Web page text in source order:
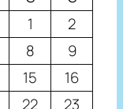
1
2
8
9
15
16
22
23